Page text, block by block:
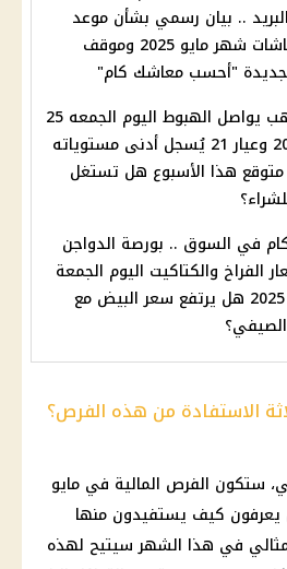
.. بيان رسمي بشأن موعد
صرف معاشات شهر مايو 2025 وموقف
"أحسب معاشك كام"
سعر الذهب يواصل الهبوط اليوم الجمعه 25
أبريل 2025 وعيار 21 يُسجل أدنى مستوياته
متوقع هذا الأسبوع هل تستغل
في السوق .. بورصة الدواجن
الفراخ والكتاكيت اليوم الجمعة
25 أبريل 2025 هل يرتفع سعر البيض مع
الاستفادة من هذه الفرص؟
ستكون الفرص المالية في مايو
يعرفون كيف يستفيدون منها
في هذا الشهر سيتيح لهذه